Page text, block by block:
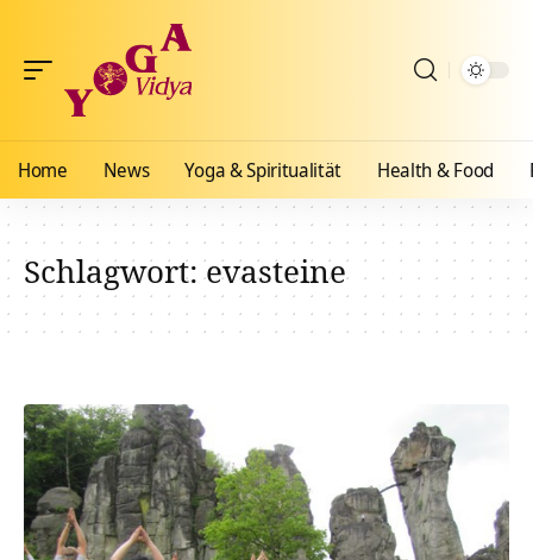
Home News Yoga & Spiritualität Health & Food
Schlagwort:evasteine